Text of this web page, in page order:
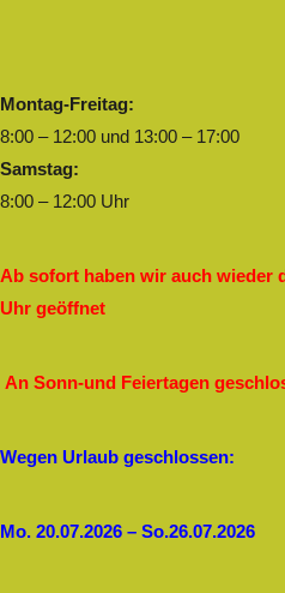
Montag-Freitag:
8:00 – 12:00 und 13:00 – 17:00
Samstag:
8:00 – 12:00 Uhr
Ab sofort haben wir auch wieder
Uhr geöffnet
An Sonn-und Feiertagen
Wegen Urlaub geschlossen:
Mo. 20.07.2026 – So.26.07.2026